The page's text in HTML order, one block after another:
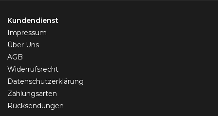
Kundendienst
Impressum
Über Uns
AGB
Widerrufsrecht
Datenschutzerklärung
Zahlungsarten
Rücksendungen